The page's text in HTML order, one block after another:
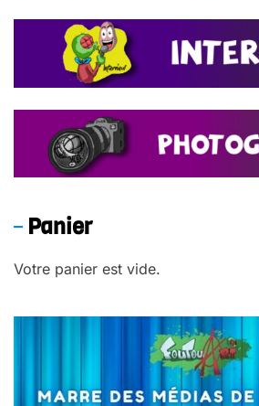
Panier
Votre panier est vide.